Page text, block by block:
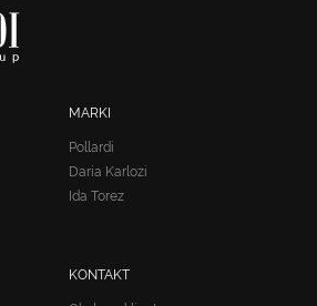
MARKI
Pollardi
Daria Karlozi
Ida Torez
KONTAKT